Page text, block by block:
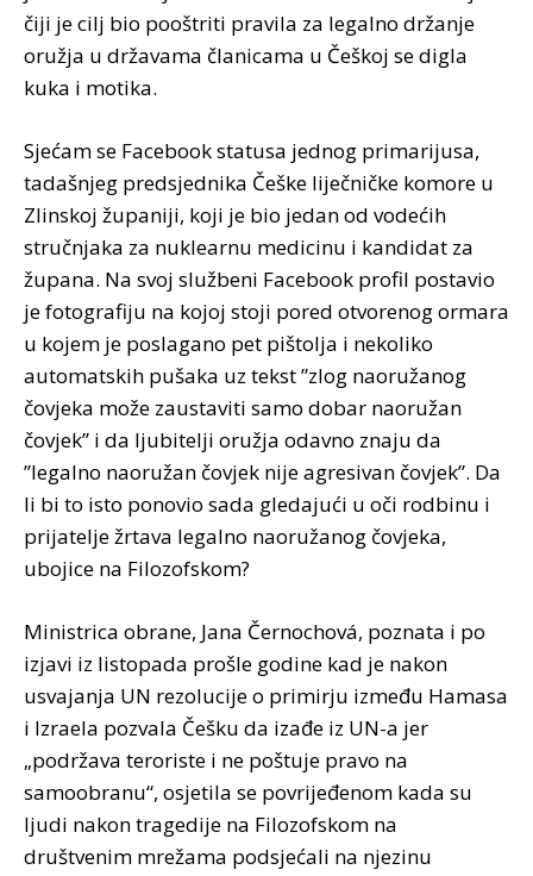
čiji je cilj bio pooštriti pravila za legalno držanje
oružja u državama članicama u Češkoj se digla
kuka i motika.
Sjećam se Facebook statusa jednog primarijusa,
tadašnjeg predsjednika Češke liječničke komore u
Zlinskoj županiji, koji je bio jedan od vodećih
stručnjaka za nuklearnu medicinu i kandidat za
župana. Na svoj službeni Facebook profil postavio
je fotografiju na kojoj stoji pored otvorenog ormara
u kojem je poslagano pet pištolja i nekoliko
automatskih pušaka uz tekst ”zlog naoružanog
čovjeka može zaustaviti samo dobar naoružan
čovjek” i da ljubitelji oružja odavno znaju da
”legalno naoružan čovjek nije agresivan čovjek”. Da
li bi to isto ponovio sada gledajući u oči rodbinu i
prijatelje žrtava legalno naoružanog čovjeka,
ubojice na Filozofskom?
Ministrica obrane, Jana Černochová, poznata i po
izjavi iz listopada prošle godine kad je nakon
usvajanja UN rezolucije o primirju između Hamasa
i Izraela pozvala Češku da izađe iz UN-a jer
„podržava teroriste i ne poštuje pravo na
samoobranu“, osjetila se povrijeđenom kada su
ljudi nakon tragedije na Filozofskom na
društvenim mrežama podsjećali na njezinu